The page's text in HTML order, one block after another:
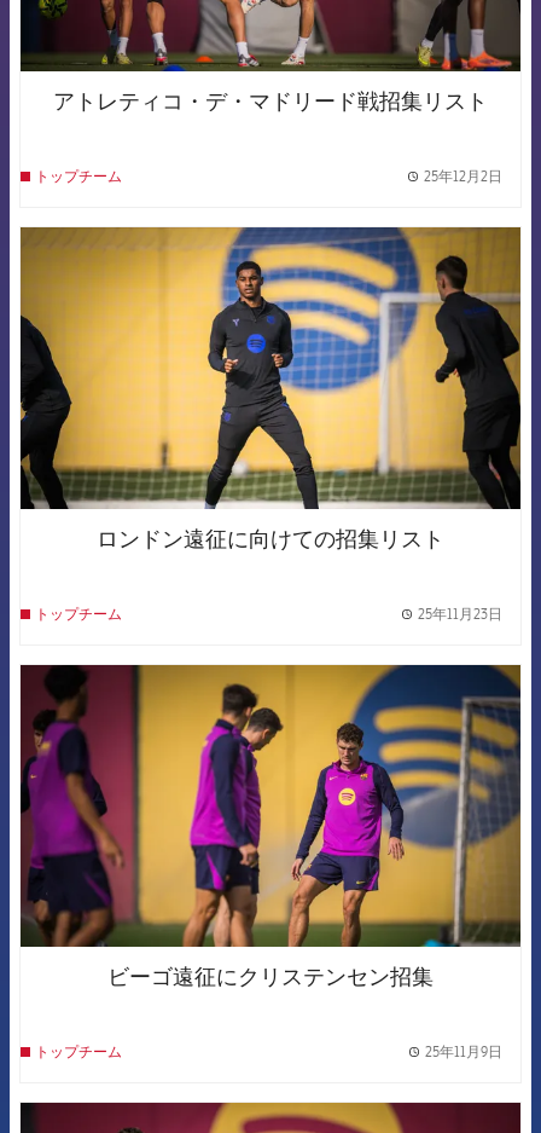
アトレティコ・デ・マドリード戦招集リスト
トップチーム 25年12月2日
FCB Barcelona badge
ロンドン遠征に向けての招集リスト
トップチーム 25年11月23日
FCB Barcelona badge
ビーゴ遠征にクリステンセン招集
トップチーム 25年11月9日
FCB Barcelona badge